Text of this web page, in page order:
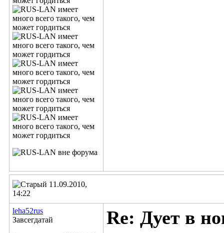
11.09.2010,
14:22
leha52rus
Завсегдатай
Re: Дует в